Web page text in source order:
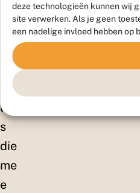
deze technologieën kunnen wij
site verwerken. Als je geen
een nadelige invloed hebben op
ou
sia
ste
tel
ler
s
die
me
e